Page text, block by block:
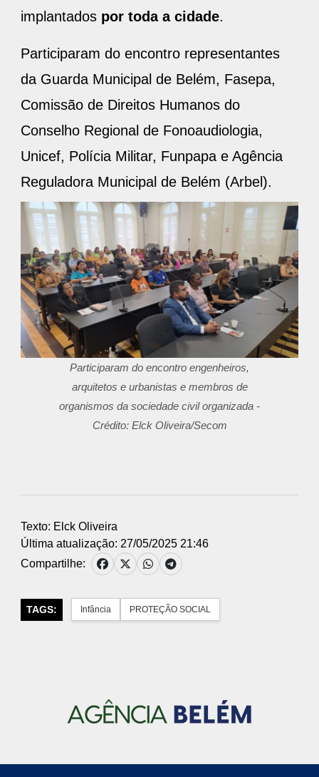
implantados por toda a cidade.
Participaram do encontro representantes
da Guarda Municipal de Belém, Fasepa,
Comissão de Direitos Humanos do
Conselho Regional de Fonoaudiologia,
Unicef, Polícia Militar, Funpapa e Agência
Reguladora Municipal de Belém (Arbel).
Participaram do encontro engenheiros,
arquitetos e urbanistas e membros de
organismos da sociedade civil organizada -
Crédito: Elck Oliveira/Secom
Texto: Elck Oliveira
Última atualização: 27/05/2025 21:46
Compartilhe:
TAGS: Infância PROTEÇÃO SOCIAL